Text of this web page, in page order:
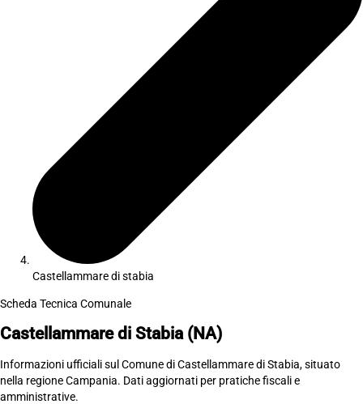
Castellammare di stabia
Scheda Tecnica Comunale
Castellammare di Stabia (NA)
Informazioni ufficiali sul Comune di Castellammare di Stabia, situato
nella regione Campania. Dati aggiornati per pratiche fiscali e
amministrative.